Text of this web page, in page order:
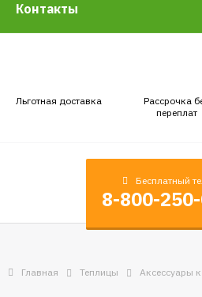
Контакты
Льготная доставка
Рассрочка
переплат
Бесплатный
8-800-
Главная Теплицы Аксессуары